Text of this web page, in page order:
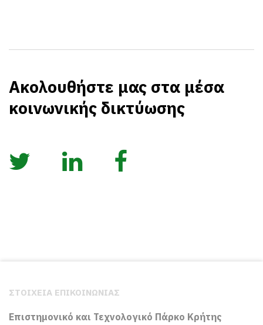
Ακολουθήστε μας στα μέσα
κοινωνικής δικτύωσης
ΣΤΟΙΧΕΙΑ ΕΠΙΚΟΙΝΩΝΙΑΣ
Επιστημονικό και Τεχνολογικό Πάρκο Κρήτης